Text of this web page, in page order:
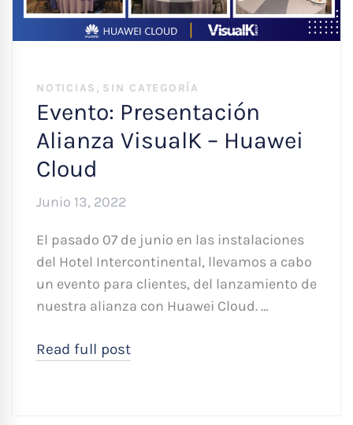
NOTICIAS , SIN CATEGORÍA
Evento: Presentación
Alianza VisualK – Huawei
Cloud
Junio 13, 2022
El pasado 07 de junio en las instalaciones
del Hotel Intercontinental, llevamos a cabo
un evento para clientes, del lanzamiento de
nuestra alianza con Huawei Cloud. …
Read full post